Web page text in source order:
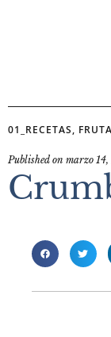
01_RECETAS,
Published on marzo